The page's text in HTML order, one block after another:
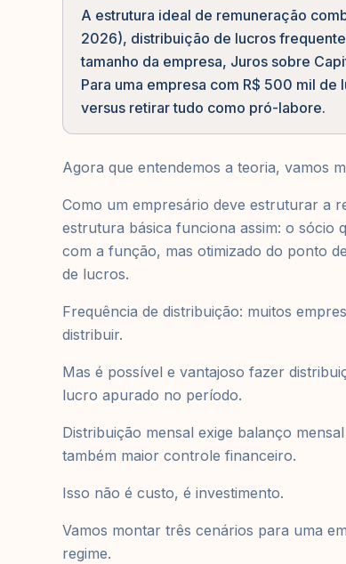
A estrutura ideal de remuneração
2026), distribuição de lucros
tamanho da empresa, Juros sobre
Para uma empresa com R$ 500 mil
versus retirar tudo como pró-labore.
Agora que entendemos a teoria, vamos
Como um empresário deve estruturar a
estrutura básica funciona assim: o sócio
com a função, mas otimizado do ponto
de lucros.
Frequência de distribuição: muitos
distribuir.
Mas é possível e vantajoso fazer
lucro apurado no período.
Distribuição mensal exige balanço
também maior controle financeiro.
Isso não é custo, é investimento.
Vamos montar três cenários para uma
regime.